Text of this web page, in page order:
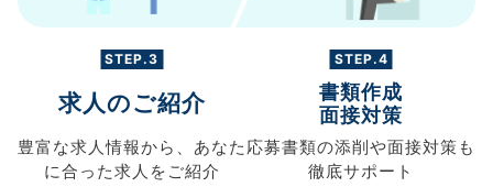
STEP.3
求人のご紹介
豊富な求人情報から、 あなた
に合った求人を ご紹介
STEP.4
書類作成
面接対策
応募書類の添削や面接対策も
徹底サポート